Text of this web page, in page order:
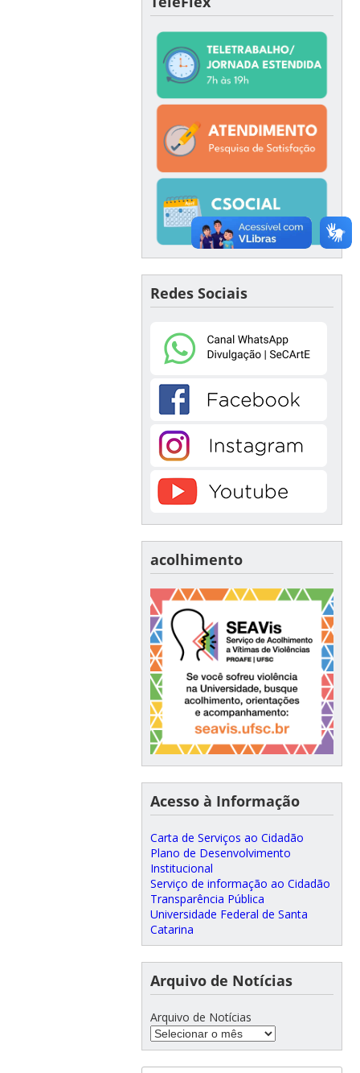
Redes Sociais
acolhimento
Acesso à Informação
Carta de Serviços ao Cidadão
Plano de Desenvolvimento
Institucional
Serviço de informação ao Cidadão
Transparência Pública
Universidade Federal de Santa
Catarina
Arquivo de Notícias
Arquivo de Notícias